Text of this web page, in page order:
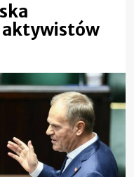
aktywistów